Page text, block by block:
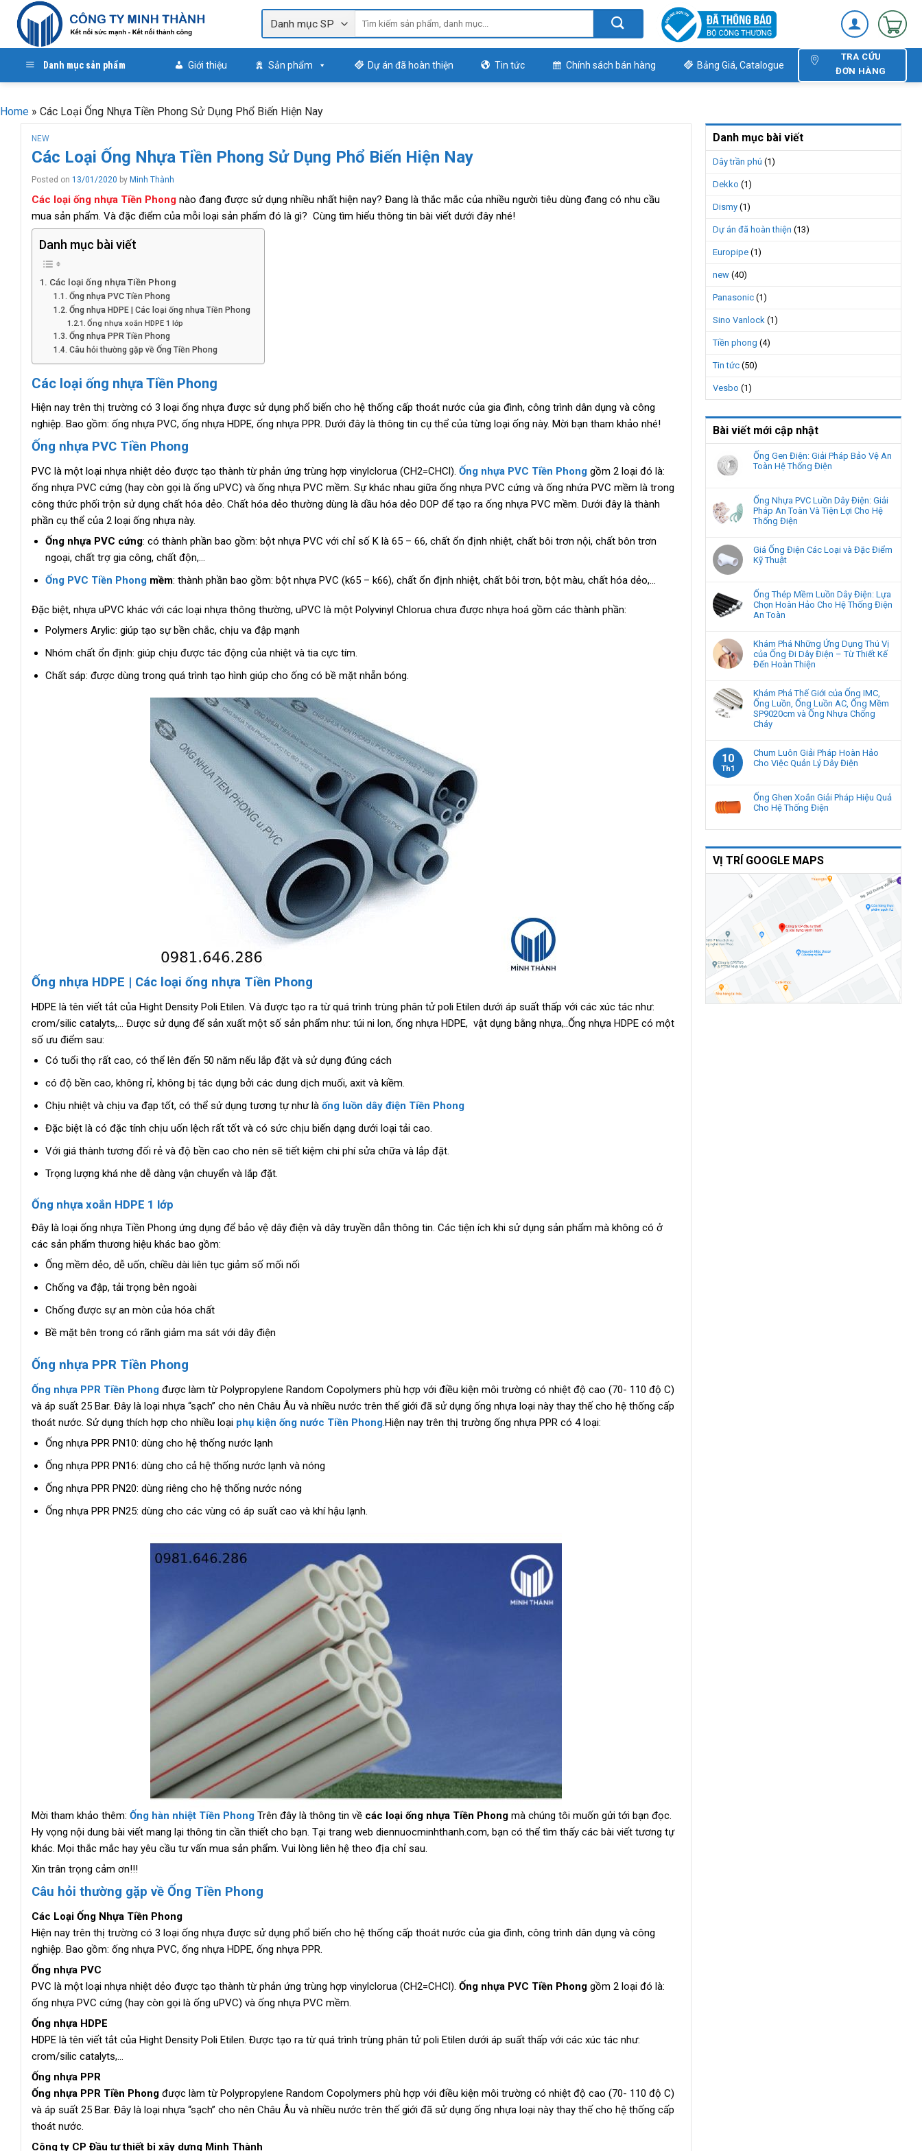
content
Danh mục sản phẩm Giới thiệu Sản phẩm Dự án đã hoàn thiện Tin tức Chính sách bán hàng Bảng Giá, Catalogue
TRA CỨU
ĐƠN HÀNG
Home » Các Loại Ống Nhựa Tiền Phong Sử Dụng Phổ Biến Hiện Nay
NEW
Các Loại Ống Nhựa Tiền Phong Sử Dụng Phổ Biến Hiện Nay
Posted on 13/01/2020 by Minh Thành
Các loại ống nhựa Tiền Phong nào đang được sử dụng nhiều nhất hiện nay? Đang là thắc mắc của nhiều người tiêu dùng đang có nhu cầu
mua sản phẩm. Và đặc điểm của mỗi loại sản phẩm đó là gì? Cùng tìm hiểu thông tin bài viết dưới đây nhé!
Danh mục bài viết
Các loại ống nhựa Tiền Phong
Ống nhựa PVC Tiền Phong
Ống nhựa HDPE | Các loại ống nhựa Tiền Phong
Ống nhựa xoắn HDPE 1 lớp
Ống nhựa PPR Tiền Phong
Câu hỏi thường gặp về Ống Tiền Phong
Các loại ống nhựa Tiền Phong
Hiện nay trên thị trường có 3 loại ống nhựa được sử dụng phổ biến cho hệ thống cấp thoát nước của gia đình, công trình dân dụng và công
nghiệp. Bao gồm: ống nhựa PVC, ống nhựa HDPE, ống nhựa PPR. Dưới đây là thông tin cụ thể của từng loại ống này. Mời bạn tham khảo nhé!
Ống nhựa PVC Tiền Phong
PVC là một loại nhựa nhiệt dẻo được tạo thành từ phản ứng trùng hợp vinylclorua (CH2=CHCl). Ống nhựa PVC Tiền Phong gồm 2 loại đó là:
ống nhựa PVC cứng (hay còn gọi là ống uPVC) và ống nhựa PVC mềm. Sự khác nhau giữa ống nhựa PVC cứng và ống nhứa PVC mềm là trong
công thức phối trộn sử dụng chất hóa dẻo. Chất hóa dẻo thường dùng là dầu hóa dẻo DOP để tạo ra ống nhựa PVC mềm. Dưới đây là thành
phần cụ thể của 2 loại ống nhựa này.
Ống nhựa PVC cứng: có thành phần bao gồm: bột nhựa PVC với chỉ số K là 65 – 66, chất ổn định nhiệt, chất bôi trơn nội, chất bôn trơn
ngoại, chất trợ gia công, chất độn,…
Ống PVC Tiền Phongmềm: thành phần bao gồm: bột nhựa PVC (k65 – k66), chất ổn định nhiệt, chất bôi trơn, bột màu, chất hóa dẻo,…
Đặc biệt, nhựa uPVC khác với các loại nhựa thông thường, uPVC là một Polyvinyl Chlorua chưa được nhựa hoá gồm các thành phần:
Polymers Arylic: giúp tạo sự bền chắc, chịu va đập mạnh
Nhóm chất ổn định: giúp chịu được tác động của nhiệt và tia cực tím.
Chất sáp: được dùng trong quá trình tạo hình giúp cho ống có bề mặt nhẵn bóng.
Ống nhựa HDPE | Các loại ống nhựa Tiền Phong
HDPE là tên viết tắt của Hight Density Poli Etilen. Và được tạo ra từ quá trình trùng phân tử poli Etilen dưới áp suất thấp với các xúc tác như:
crom/silic catalyts,… Được sử dụng để sản xuất một số sản phẩm như: túi ni lon, ống nhựa HDPE, vật dụng bằng nhựa,..Ống nhựa HDPE có một
số ưu điểm sau:
Có tuổi thọ rất cao, có thể lên đến 50 năm nếu lắp đặt và sử dụng đúng cách
có độ bền cao, không rỉ, không bị tác dụng bởi các dung dịch muối, axit và kiềm.
Chịu nhiệt và chịu va đạp tốt, có thể sử dụng tương tự như là ống luồn dây điện Tiền Phong
Đặc biệt là có đặc tính chịu uốn lệch rất tốt và có sức chịu biến dạng dưới loại tải cao.
Với giá thành tương đối rẻ và độ bền cao cho nên sẽ tiết kiệm chi phí sửa chữa và lắp đặt.
Trọng lượng khá nhe dễ dàng vận chuyển và lắp đặt.
Ống nhựa xoắn HDPE 1 lớp
Đây là loại ống nhựa Tiền Phong ứng dụng để bảo vệ dây điện và dây truyền dẫn thông tin. Các tiện ích khi sử dụng sản phẩm mà không có ở
các sản phẩm thương hiệu khác bao gồm:
Ống mềm dẻo, dễ uốn, chiều dài liên tục giảm số mối nối
Chống va đập, tải trọng bên ngoài
Chống được sự an mòn của hóa chất
Bề mặt bên trong có rãnh giảm ma sát với dây điện
Ống nhựa PPR Tiền Phong
Ống nhựa PPR Tiền Phong được làm từ Polypropylene Random Copolymers phù hợp với điều kiện môi trường có nhiệt độ cao (70- 110 độ C)
và áp suất 25 Bar. Đây là loại nhựa “sạch” cho nên Châu Âu và nhiều nước trên thế giới đã sử dụng ống nhựa loại này thay thế cho hệ thống cấp
thoát nước. Sử dụng thích hợp cho nhiều loại phụ kiện ống nước Tiền Phong.Hiện nay trên thị trường ống nhựa PPR có 4 loại:
Ống nhựa PPR PN10: dùng cho hệ thống nước lạnh
Ống nhựa PPR PN16: dùng cho cả hệ thống nước lạnh và nóng
Ống nhựa PPR PN20: dùng riêng cho hệ thống nước nóng
Ống nhựa PPR PN25: dùng cho các vùng có áp suất cao và khí hậu lạnh.
Mời tham khảo thêm: Ống hàn nhiệt Tiền Phong Trên đây là thông tin về các loại ống nhựa Tiền Phong mà chúng tôi muốn gửi tới bạn đọc.
Hy vọng nội dung bài viết mang lại thông tin cần thiết cho bạn. Tại trang web diennuocminhthanh.com, bạn có thể tìm thấy các bài viết tương tự
khác. Mọi thắc mắc hay yêu cầu tư vấn mua sản phẩm. Vui lòng liên hệ theo địa chỉ sau.
Xin trân trọng cảm ơn!!!
Câu hỏi thường gặp về Ống Tiền Phong
Các Loại Ống Nhựa Tiền Phong
Hiện nay trên thị trường có 3 loại ống nhựa được sử dụng phổ biến cho hệ thống cấp thoát nước của gia đình, công trình dân dụng và công
nghiệp. Bao gồm: ống nhựa PVC, ống nhựa HDPE, ống nhựa PPR.
Ống nhựa PVC
PVC là một loại nhựa nhiệt dẻo được tạo thành từ phản ứng trùng hợp vinylclorua (CH2=CHCl). Ống nhựa PVC Tiền Phong gồm 2 loại đó là:
ống nhựa PVC cứng (hay còn gọi là ống uPVC) và ống nhựa PVC mềm.
Ống nhựa HDPE
HDPE là tên viết tắt của Hight Density Poli Etilen. Được tạo ra từ quá trình trùng phân tử poli Etilen dưới áp suất thấp với các xúc tác như:
crom/silic catalyts,…
Ống nhựa PPR
Ống nhựa PPR Tiền Phong được làm từ Polypropylene Random Copolymers phù hợp với điều kiện môi trường có nhiệt độ cao (70- 110 độ C)
và áp suất 25 Bar. Đây là loại nhựa “sạch” cho nên Châu Âu và nhiều nước trên thế giới đã sử dụng ống nhựa loại này thay thế cho hệ thống cấp
thoát nước.
Công ty CP Đầu tư thiết bị xây dựng Minh Thành
Danh mục bài viết
Dây trần phú (1)
Dekko (1)
Dismy (1)
Dự án đã hoàn thiện (13)
Europipe (1)
new (40)
Panasonic (1)
Sino Vanlock (1)
Tiền phong (4)
Tin tức (50)
Vesbo (1)
Bài viết mới cập nhật
Ống Gen Điện: Giải Pháp Bảo Vệ An
Toàn Hệ Thống Điện
Ống Nhựa PVC Luồn Dây Điện: Giải
Pháp An Toàn Và Tiện Lợi Cho Hệ
Thống Điện
Giá Ống Điện Các Loại và Đặc Điểm
Kỹ Thuật
Ống Thép Mềm Luồn Dây Điện: Lựa
Chọn Hoàn Hảo Cho Hệ Thống Điện
An Toàn
Khám Phá Những Ứng Dụng Thú Vị
của Ống Đi Dây Điện – Từ Thiết Kế
Đến Hoàn Thiện
Khám Phá Thế Giới của Ống IMC,
Ống Luồn, Ống Luồn AC, Ống Mềm
SP9020cm và Ống Nhựa Chống
Cháy
10
Th1
Chum Luôn Giải Pháp Hoàn Hảo
Cho Việc Quản Lý Dây Điện
Ống Ghen Xoắn Giải Pháp Hiệu Quả
Cho Hệ Thống Điện
VỊ TRÍ GOOGLE MAPS